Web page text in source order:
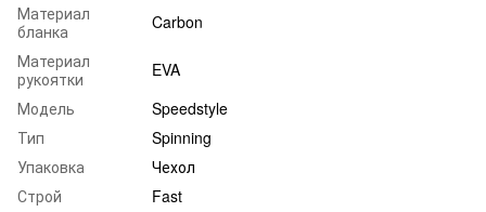
Материал
бланка
Carbon
Материал
рукоятки
EVA
Модель
Speedstyle
Тип
Spinning
Упаковка
Чехол
Строй
Fast